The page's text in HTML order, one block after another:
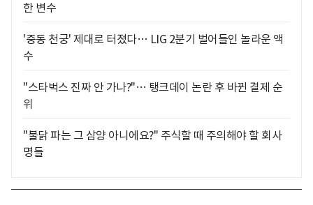
한 변수
'중동 천궁' 제대로 터졌다… LIG 2분기 벌어들인 놀라운 액
수
"스타벅스 진짜 안 가나?"… 탱크데이 논란 후 바뀐 결제 순
위
"불닭 파는 그 삼양 아니에요?" 주식할 때 주의해야 할 회사
명들